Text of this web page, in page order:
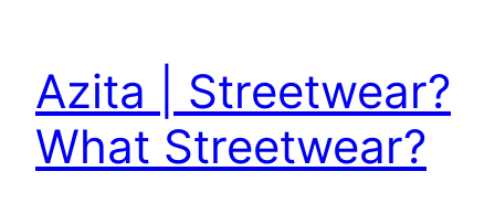
Azita | Streetwear?
What Streetwear?